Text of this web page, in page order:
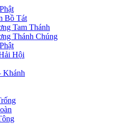
Bồ Tát
Tam Thánh
Thánh Chúng
Hội
Khánh